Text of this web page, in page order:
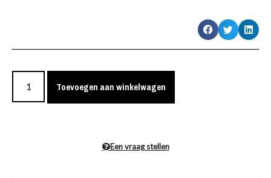
Toevoegen aan winkelwagen
Een vraag stellen